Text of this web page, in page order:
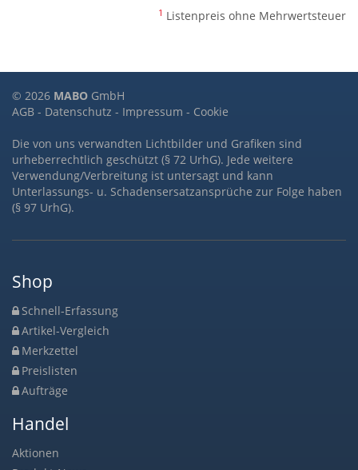
1 Listenpreis ohne Mehrwertsteuer
© 2026 MABO GmbH
AGB - Datenschutz - Impressum - Cookie
Die von uns verwandten Lichtbilder und Grafiken sind
urheberrechtlich geschützt (§ 72 UrhG). Jede weitere
Verwendung/Verbreitung ist untersagt und kann
Unterlassungs- u. Schadensersatzansprüche zur Folge haben
(§ 97 UrhG).
Shop
Schnell-Erfassung
Artikel-Vergleich
Merkzettel
Preislisten
Aufträge
Handel
Aktionen